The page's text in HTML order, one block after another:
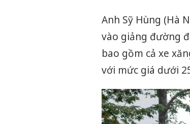
Anh Sỹ Hùng (Hà
vào giảng đường
bao gồm cả xe
với mức giá dưới